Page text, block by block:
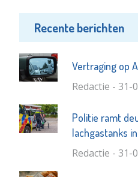
Recente berichten
Vertraging op
Redactie - 31-
Politie ramt
lachgastanks
Redactie - 31-